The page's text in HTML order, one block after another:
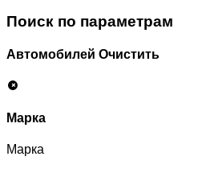
Поиск по параметрам
Автомобилей Очистить
Марка
Марка